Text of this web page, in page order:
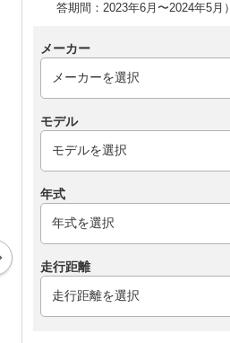
答期間：2023年6月〜2024年5月）
メーカー
モデル
年式
走行距離